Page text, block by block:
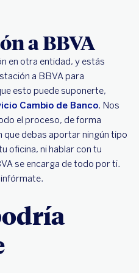
a BBVA
en otra entidad, y estás
a BBVA para
esto puede suponerte,
Cambio de Banco. Nos
el proceso, de forma
que debas aportar ningún tipo
oficina, ni hablar con tu
se encarga de todo por ti.
infórmate.